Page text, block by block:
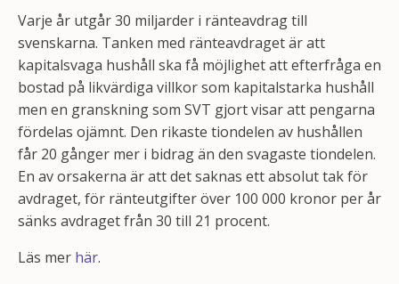
Varje år utgår 30 miljarder i ränteavdrag till
svenskarna. Tanken med ränteavdraget är att
kapitalsvaga hushåll ska få möjlighet att efterfråga en
bostad på likvärdiga villkor som kapitalstarka hushåll
men en granskning som SVT gjort visar att pengarna
fördelas ojämnt. Den rikaste tiondelen av hushållen
får 20 gånger mer i bidrag än den svagaste tiondelen.
En av orsakerna är att det saknas ett absolut tak för
avdraget, för ränteutgifter över 100 000 kronor per år
sänks avdraget från 30 till 21 procent.
Läs mer här.